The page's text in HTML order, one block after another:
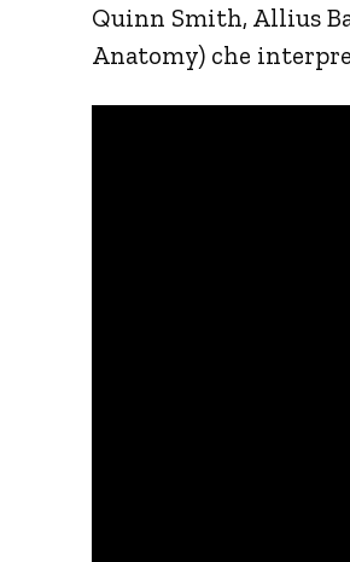
Quinn Smith, Allius
Anatomy) che